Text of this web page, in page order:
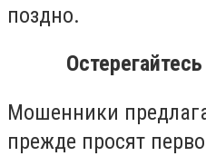
поздно.
Мошенники
прежде просят